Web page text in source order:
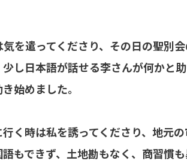
を遣ってくださり、その日の聖別
し日本語が話せる李さんが何かと
始めました。
く時は私を誘ってくださり、地元
もできず、土地勘もなく、商習慣